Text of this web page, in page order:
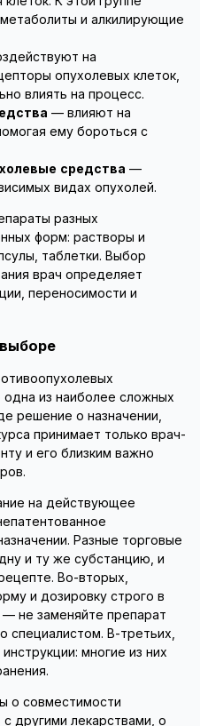
и алкилирующие
на
опухолевых клеток,
влиять на процесс.
— влияют на
ему бороться с
средства —
видах опухолей.
разных
форм: растворы и
таблетки. Выбор
врач определяет
переносимости и
из наиболее сложных
решение о назначении,
принимает только врач-
и его близким важно
на действующее
Разные торговые
и ту же субстанцию, и
Во-вторых,
и дозировку строго в
— не заменяйте препарат
специалистом. В-третьих,
многие из них
о совместимости
другими лекарствами, о